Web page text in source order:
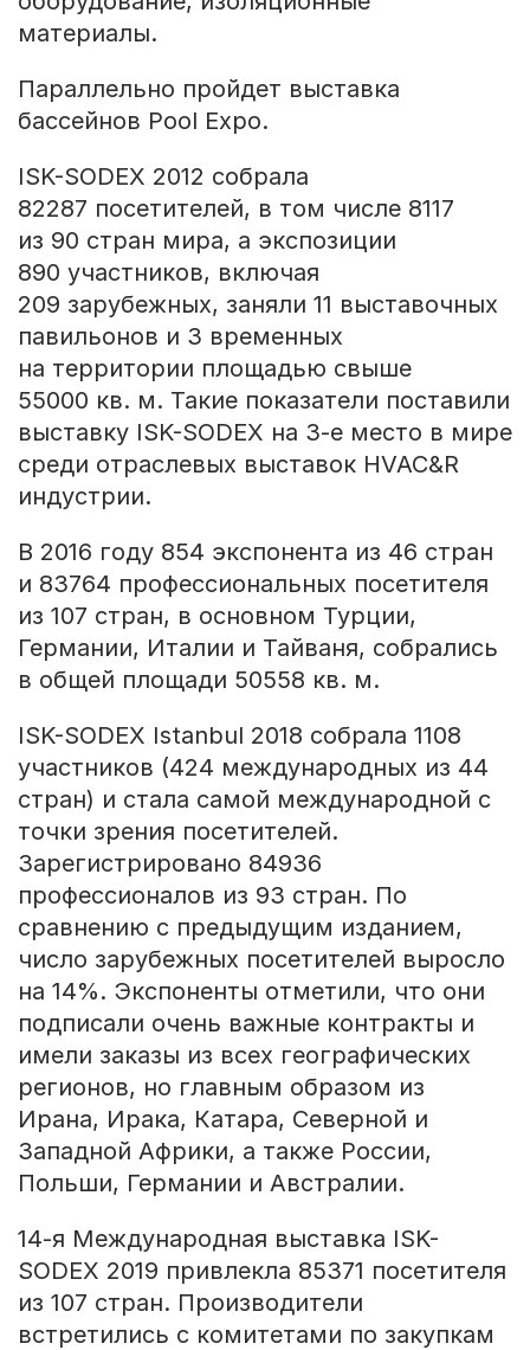
материалы.
Параллельно пройдет выставка
бассейнов Pool Expo.
ISK-SODEX 2012 собрала
82287 посетителей, в том числе 8117
из 90 стран мира, а экспозиции
890 участников, включая
209 зарубежных, заняли 11 выставочных
павильонов и 3 временных
на территории площадью свыше
55000 кв. м. Такие показатели поставили
выставку ISK-SODEX на 3-еместо в мире
среди отраслевых выставок HVAC&R
индустрии.
В 2016 году 854 экспонента из 46 стран
и 83764 профессиональных посетителя
из 107 стран, в основном Турции,
Германии, Италии и Тайваня, собрались
в общей площади 50558 кв. м.
ISK-SODEX Istanbul 2018 собрала 1108
участников (424 международных из 44
стран) и стала самой международной с
точки зрения посетителей.
Зарегистрировано 84936
профессионалов из 93 стран. По
сравнению с предыдущим изданием,
число зарубежных посетителей выросло
на 14%. Экспоненты отметили, что они
подписали очень важные контракты и
имели заказы из всех географических
регионов, но главным образом из
Ирана, Ирака, Катара, Северной и
Западной Африки, а также России,
Польши, Германии и Австралии.
14-я Международная выставка ISK-
SODEX 2019 привлекла 85371 посетителя
из 107 стран. Производители
встретились с комитетами по закупкам